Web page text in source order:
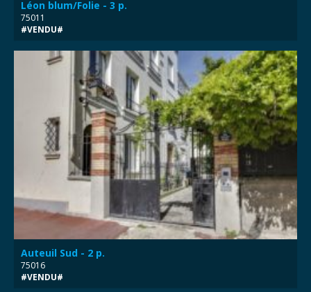
Léon blum/Folie - 3 p.
75011
#VENDU#
Auteuil Sud - 2 p.
75016
#VENDU#